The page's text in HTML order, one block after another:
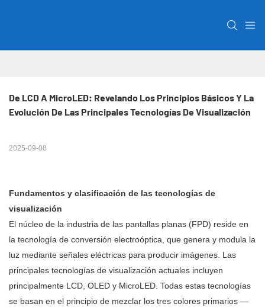
De LCD A MicroLED: Revelando Los Principios Básicos Y La
Evolución De Las Principales Tecnologías De Visualización
2025-09-08
Fundamentos y clasificación de las tecnologías de
visualización
El núcleo de la industria de las pantallas planas (FPD) reside en
la tecnología de conversión electroóptica, que genera y modula la
luz mediante señales eléctricas para producir imágenes. Las
principales tecnologías de visualización actuales incluyen
principalmente LCD, OLED y MicroLED. Todas estas tecnologías
se basan en el principio de mezclar los tres colores primarios —